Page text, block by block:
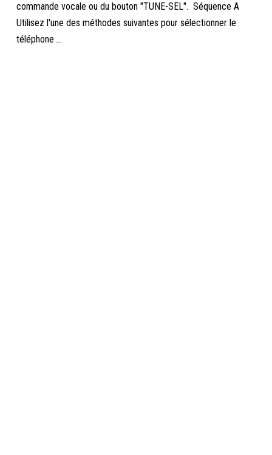
commande vocale ou du bouton "TUNE-SEL". Séquence A
Utilisez l'une des méthodes suivantes pour sélectionner le
téléphone ...